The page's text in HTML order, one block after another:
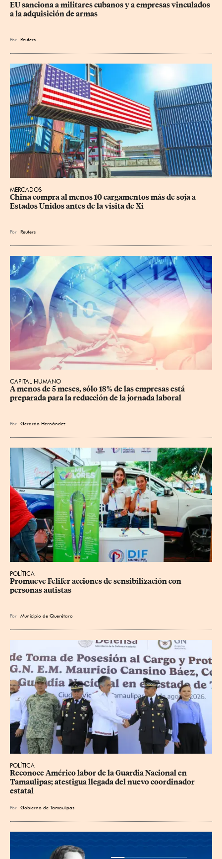
EU sanciona a militares cubanos y a empresas vinculados
a la adquisición de armas
Por Reuters
MERCADOS
China compra al menos 10 cargamentos más de soja a
Estados Unidos antes de la visita de Xi
Por Reuters
CAPITAL HUMANO
A menos de 5 meses, sólo 18% de las empresas está
preparada para la reducción de la jornada laboral
Por Gerardo Hernández
POLÍTICA
Promueve Felifer acciones de sensibilización con
personas autistas
Por Municipio de Querétaro
POLÍTICA
Reconoce Américo labor de la Guardia Nacional en
Tamaulipas; atestigua llegada del nuevo coordinador
estatal
Por Gobierno de Tamaulipas